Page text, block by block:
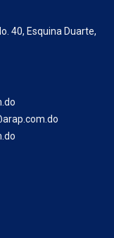
40, Esquina Duarte,